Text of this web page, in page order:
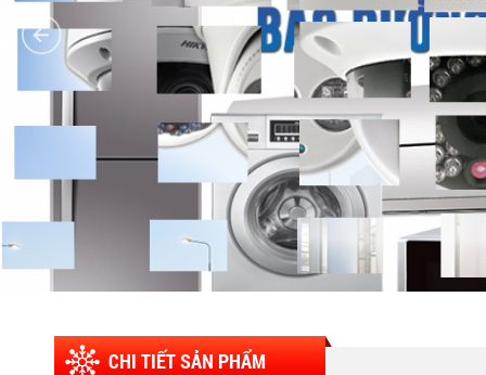
CHI TIẾT SẢN PHẨM